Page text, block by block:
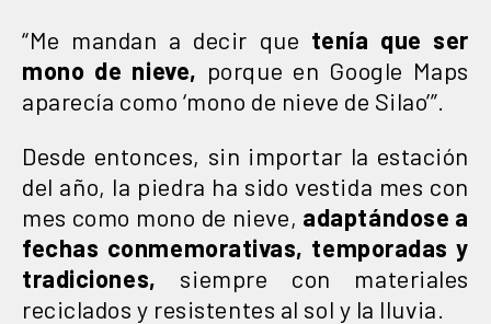
“Me mandan a decir que tenía que ser
mono de nieve, porque en Google Maps
aparecía como ‘mono de nieve de Silao’”.
Desde entonces, sin importar la estación
del año, la piedra ha sido vestida mes con
mes como mono de nieve, adaptándose a
fechas conmemorativas, temporadas y
tradiciones, siempre con materiales
reciclados y resistentes al sol y la lluvia.